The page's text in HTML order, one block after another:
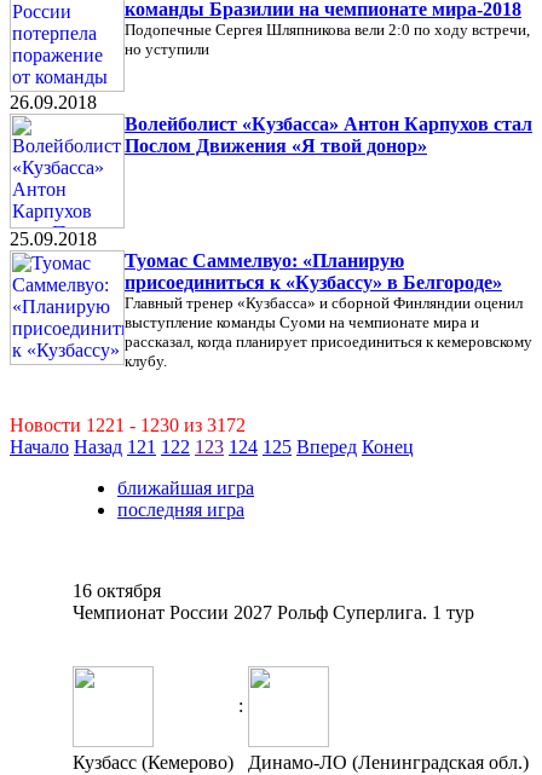
команды Бразилии на чемпионате мира-2018
Подопечные Сергея Шляпникова вели 2:0 по ходу встречи,
но уступили
26.09.2018
Волейболист «Кузбасса» Антон Карпухов стал
Послом Движения «Я твой донор»
25.09.2018
Туомас Саммелвуо: «Планирую
присоединиться к «Кузбассу» в Белгороде»
Главный тренер «Кузбасса» и сборной Финляндии оценил
выступление команды Суоми на чемпионате мира и
рассказал, когда планирует присоединиться к кемеровскому
клубу.
Новости 1221 - 1230 из 3172
Начало Назад 121 122 123 124 125 Вперед Конец
ближайшая игра
последняя игра
16 октября
Чемпионат России 2027 Рольф Суперлига. 1 тур
:
Кузбасс (Кемерово) Динамо-ЛО (Ленинградская обл.)